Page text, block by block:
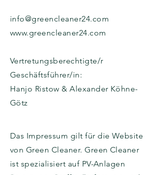
info@greencleaner24.com
www.greencleaner24.com
Vertretungsberechtigte/r
Geschäftsführer/in:
Hanjo Ristow & Alexander Köhne-
Götz
Das Impressum gilt für die Website
von Green Cleaner. Green Cleaner
ist spezialisiert auf PV-Anlagen